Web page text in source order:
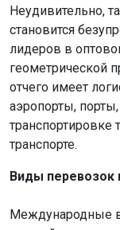
Неудивительно,
становится
лидеров в
геометрической
отчего имеет
аэропорты,
транспортировке
транспорте.
Виды перевозок
Международные